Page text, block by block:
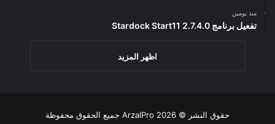
منذ يومين
تفعيل برنامج Stardock Start11 2.7.4.0
اظهر المزيد
حقوق النشر © 2026 ArzalPro جميع الحقوق محفوظة